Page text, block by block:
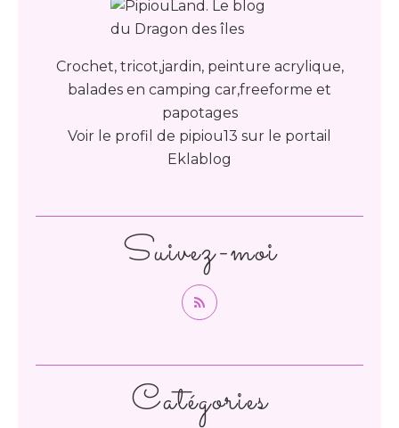
Catégories
Crochet, tricot,jardin, peinture acrylique,
balades en camping car,freeforme et
papotages
Voir le profil de pipiou13 sur le portail
Eklablog
Suivez-moi